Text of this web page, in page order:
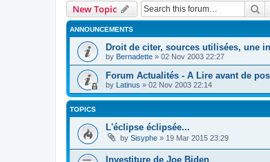
New Topic
ANNOUNCEMENTS
Droit de citer, sources utilisées, une
by Bernadette » 02 Nov 2003 22:27
Forum Actualités - A Lire avant de
by Latinus » 02 Nov 2003 22:14
TOPICS
L'éclipse éclipsée...
by Sisyphe » 19 Mar 2015 23:29
Investiture de Joe Biden